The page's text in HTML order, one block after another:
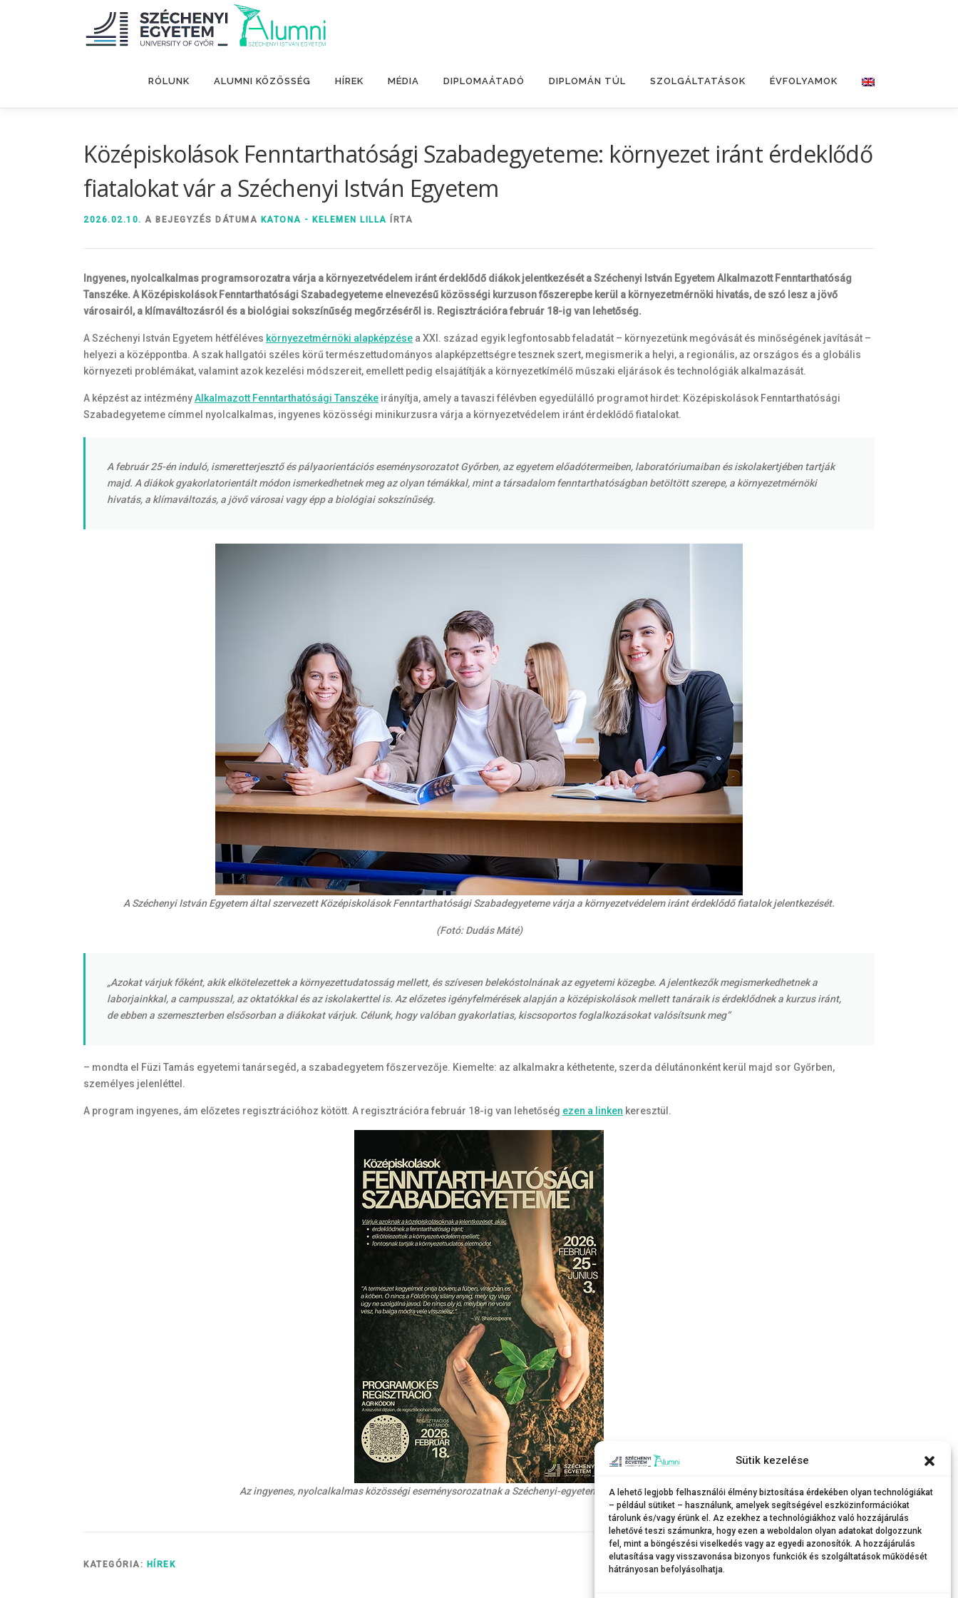
Sütik kezelése
A lehető legjobb felhasználói élmény biztosítása érdekében olyan technológiákat
– például sütiket – használunk, amelyek segítségével eszközinformációkat
tárolunk és/vagy érünk el. Az ezekhez a technológiákhoz való hozzájárulás
lehetővé teszi számunkra, hogy ezen a weboldalon olyan adatokat dolgozzunk
fel, mint a böngészési viselkedés vagy az egyedi azonosítók. A hozzájárulás
elutasítása vagy visszavonása bizonyos funkciók és szolgáltatások működését
hátrányosan befolyásolhatja.
RÓLUNK ALUMNI KÖZÖSSÉG HÍREK MÉDIA DIPLOMAÁTADÓ DIPLOMÁN TÚL SZOLGÁLTATÁSOK ÉVFOLYAMOK
Középiskolások Fenntarthatósági Szabadegyeteme: környezet iránt érdeklődő
fiatalokat vár a Széchenyi István Egyetem
2026.02.10. A BEJEGYZÉS DÁTUMA KATONA - KELEMEN LILLA ÍRTA
Ingyenes, nyolcalkalmas programsorozatra várja a környezetvédelem iránt érdeklődő diákok jelentkezését a Széchenyi István Egyetem Alkalmazott Fenntarthatóság
Tanszéke. A Középiskolások Fenntarthatósági Szabadegyeteme elnevezésű közösségi kurzuson főszerepbe kerül a környezetmérnöki hivatás, de szó lesz a jövő
városairól, a klímaváltozásról és a biológiai sokszínűség megőrzéséről is. Regisztrációra február 18-ig van lehetőség.
A Széchenyi István Egyetem hétféléves környezetmérnöki alapképzése a XXI. század egyik legfontosabb feladatát – környezetünk megóvását és minőségének javítását –
helyezi a középpontba. A szak hallgatói széles körű természettudományos alapképzettségre tesznek szert, megismerik a helyi, a regionális, az országos és a globális
környezeti problémákat, valamint azok kezelési módszereit, emellett pedig elsajátítják a környezetkímélő műszaki eljárások és technológiák alkalmazását.
A képzést az intézményAlkalmazott Fenntarthatósági Tanszéke irányítja, amely a tavaszi félévben egyedülálló programot hirdet: Középiskolások Fenntarthatósági
Szabadegyeteme címmel nyolcalkalmas, ingyenes közösségi minikurzusra várja a környezetvédelem iránt érdeklődő fiatalokat.
A február 25-én induló, ismeretterjesztő és pályaorientációs eseménysorozatot Győrben, az egyetem előadótermeiben, laboratóriumaiban és iskolakertjében tartják
majd. A diákok gyakorlatorientált módon ismerkedhetnek meg az olyan témákkal, mint a társadalom fenntarthatóságban betöltött szerepe, a környezetmérnöki
hivatás, a klímaváltozás, a jövő városai vagy épp a biológiai sokszínűség.
A Széchenyi István Egyetem által szervezett Középiskolások Fenntarthatósági Szabadegyeteme várja a környezetvédelem iránt érdeklődő fiatalok jelentkezését.
(Fotó: Dudás Máté)
„Azokat várjuk főként, akik elkötelezettek a környezettudatosság mellett, és szívesen belekóstolnának az egyetemi közegbe. A jelentkezők megismerkedhetnek a
laborjainkkal, a campusszal, az oktatókkal és az iskolakerttel is. Az előzetes igényfelmérések alapján a középiskolások mellett tanáraik is érdeklődnek a kurzus iránt,
de ebben a szemeszterben elsősorban a diákokat várjuk. Célunk, hogy valóban gyakorlatias, kiscsoportos foglalkozásokat valósítsunk meg”
– mondta el Füzi Tamás egyetemi tanársegéd, a szabadegyetem főszervezője. Kiemelte: az alkalmakra kéthetente, szerda délutánonként kerül majd sor Győrben,
személyes jelenléttel.
A program ingyenes, ám előzetes regisztrációhoz kötött. A regisztrációra február 18-ig van lehetőség ezen a linken keresztül.
Az ingyenes, nyolcalkalmas közösségi eseménysorozatnak a Széchenyi-egyetem győri campusa ad otthont.
KATEGÓRIA: HÍREK